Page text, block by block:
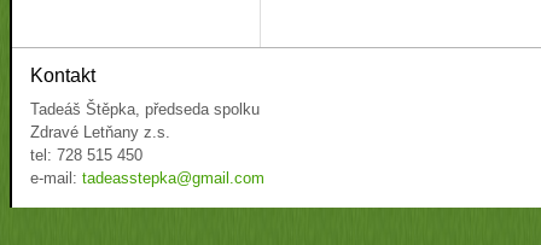
Kontakt
Tadeáš Štěpka, předseda spolku
Zdravé Letňany z.s.
tel: 728 515 450
e-mail: tadeasstepka@gmail.com